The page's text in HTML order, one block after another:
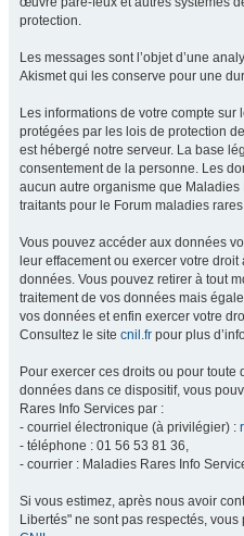
protection.
Les messages sont l’objet d’une
Akismet qui les conserve pour une
Les informations de votre compte sur
protégées par les lois de protection
est hébergé notre serveur. La base
consentement de la personne. Les
aucun autre organisme que
traitants pour le Forum maladies
Vous pouvez accéder aux données
leur effacement ou exercer votre
données. Vous pouvez retirer à tout
traitement de vos données mais
vos données et enfin exercer votre
Consultez le site cnil.fr pour plus
Pour exercer ces droits ou pour
données dans ce dispositif, vous
Rares Info Services par :
- courriel électronique (à privilégier) :
- téléphone : 01 56 53 81 36,
- courrier : Maladies Rares Info
Si vous estimez, après nous avoir
Libertés" ne sont pas respectés,